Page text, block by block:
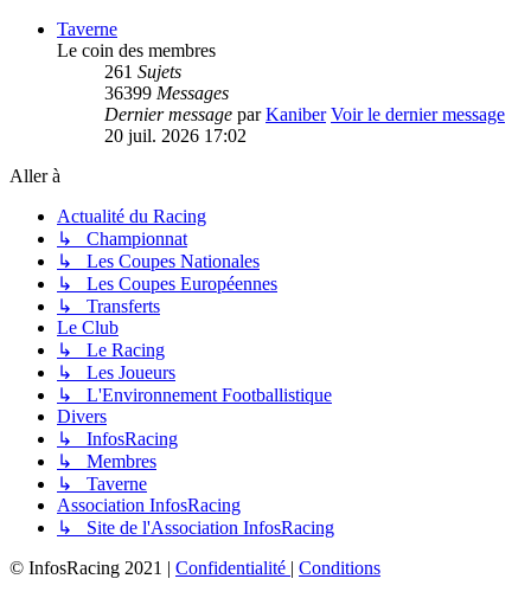
Taverne
Le coin des membres
261 Sujets
36399 Messages
Dernier message parKaniber Voir le dernier message
20 juil. 2026 17:02
Aller à
Actualité du Racing
↳ Championnat
↳ Les Coupes Nationales
↳ Les Coupes Européennes
↳ Transferts
Le Club
↳ Le Racing
↳ Les Joueurs
↳ L'Environnement Footballistique
Divers
↳ InfosRacing
↳ Membres
↳ Taverne
Association InfosRacing
↳ Site de l'Association InfosRacing
© InfosRacing 2021 | Confidentialité | Conditions